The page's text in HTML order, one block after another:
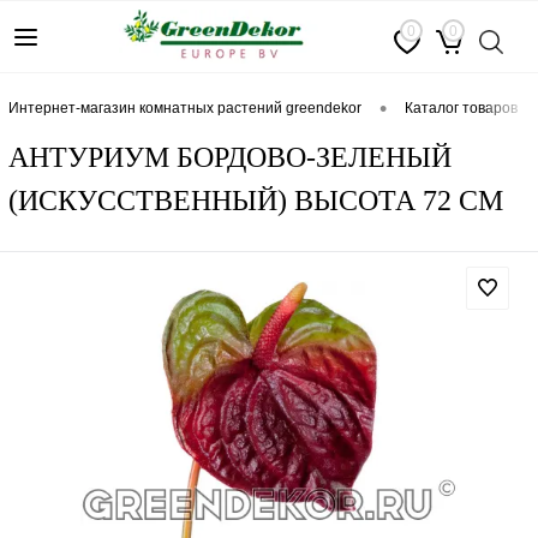
0 0
интернет-магазин комнатных растений greendekor • каталог товаров
АНТУРИУМ БОРДОВО-ЗЕЛЕНЫЙ
(ИСКУССТВЕННЫЙ) ВЫСОТА 72 СМ